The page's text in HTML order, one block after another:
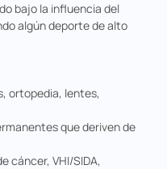
bajo la influencia del
algún deporte de alto
ortopedia, lentes,
que deriven de
cáncer, VHI/SIDA,